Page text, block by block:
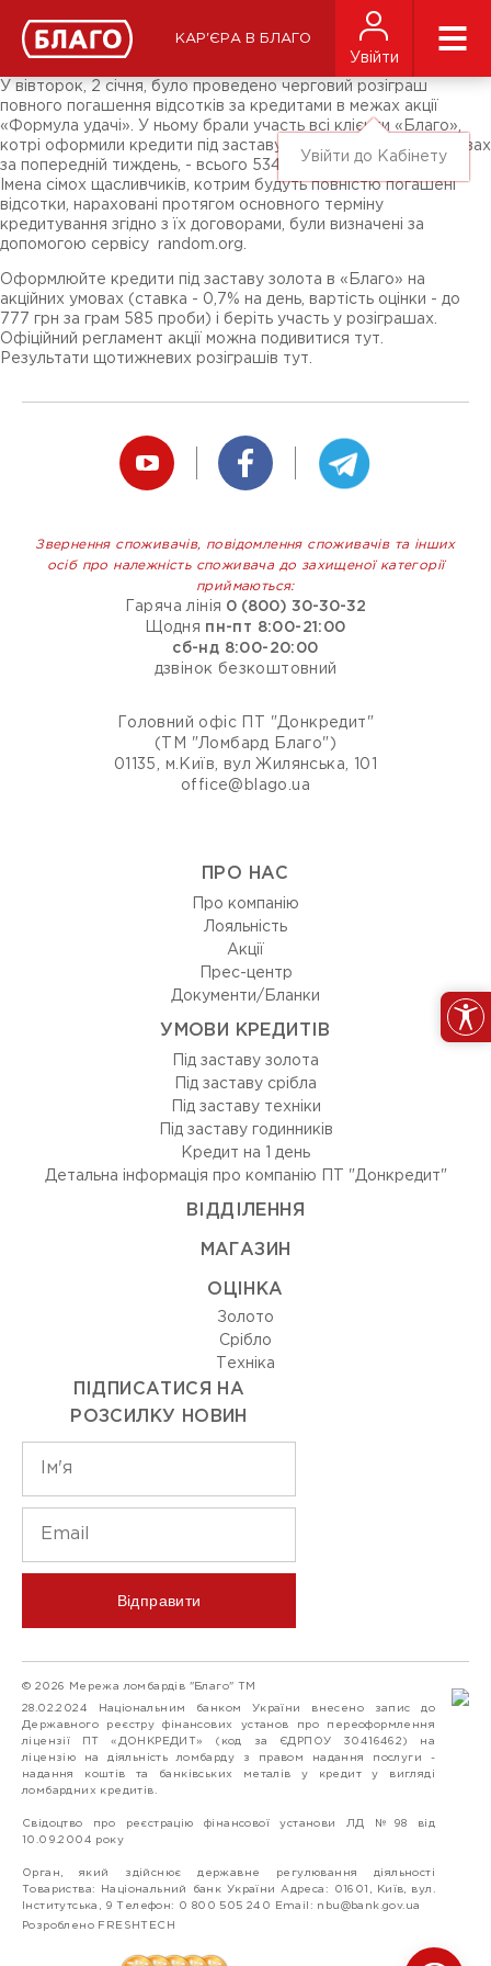
КАР'ЄРА В БЛАГО
Увійти
Увійти до Кабінету
ЗМІ про нас
Підписники соц-мереж
Ярмарки
У вівторок, 2 січня, було проведено черговий розіграш
повного погашення відсотків за кредитами в межах акції
«Формула удачі». У ньому брали участь всі клієнти «Благо»,
котрі оформили кредити під заставу золота на акційних умовах
за попередній тиждень, - всього 5348 договорів.
Імена сімох щасливчиків, котрим будуть повністю погашені
відсотки, нараховані протягом основного терміну
кредитування згідно з їх договорами, були визначені за
допомогою сервісу random.org.
Оформлюйте кредити під заставу золота в «Благо» на
акційних умовах (ставка - 0,7% на день, вартість оцінки - до
777 грн за грам 585 проби) і беріть участь у розіграшах.
Офіційний регламент акції можна подивитися тут.
Результати щотижневих розіграшів тут.
Звернення споживачів, повідомлення споживачів та інших
осіб про належність споживача до захищеної категорії
приймаються:
Гаряча лінія 0 (800) 30-30-32
Щодня пн-пт 8:00-21:00
сб-нд 8:00-20:00
дзвінок безкоштовний
Головний офіс ПТ "Донкредит"
(ТМ "Ломбард Благо")
01135, м.Київ, вул Жилянська, 101
office@blago.ua
ПРО НАС
Про компанію
Лояльність
Акції
Прес-центр
Документи/Бланки
УМОВИ КРЕДИТІВ
Під заставу золота
Під заставу срібла
Під заставу техніки
Під заставу годинників
Кредит на 1 день
Детальна інформація про компанію ПТ "Донкредит"
ВIДДIЛЕННЯ
МАГАЗИН
ОЦIНКА
Золото
Срiбло
Технiка
ПІДПИСАТИСЯ НА
РОЗСИЛКУ НОВИН
Відправити
© 2026 Мережа ломбардів "Благо" ТМ
28.02.2024 Національним банком України внесено запис до
Державного реєстру фінансових установ про переоформлення
ліцензії ПТ «ДОНКРЕДИТ» (код за ЄДРПОУ 30416462) на
ліцензію на діяльність ломбарду з правом надання послуги -
надання коштів та банківських металів у кредит у вигляді
ломбардних кредитів.
Свідоцтво про реєстрацію фінансової установи ЛД №98 від
10.09.2004 року
Орган, який здійснює державне регулювання діяльності
Товариства: Національний банк України Адреса: 01601, Київ, вул.
Інститутська, 9 Телефон: 0 800 505 240 Email: nbu@bank.gov.ua
Розроблено FRESHTECH